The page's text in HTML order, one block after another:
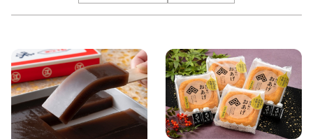
水ようかん/水かんてん
有限会社えがわ
冷凍・冷蔵食品
菓子類
福井県
谷口屋のおあげ
谷口屋
農・畜産加工品
冷凍・冷蔵食品
福井県